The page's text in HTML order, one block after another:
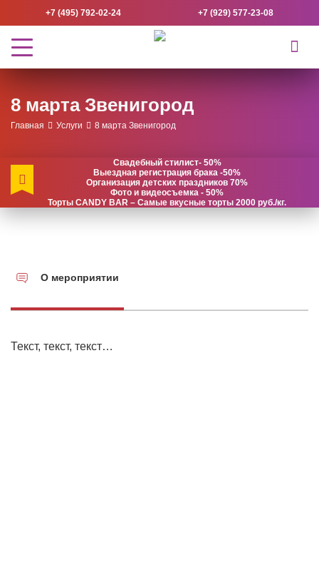
+7 (495) 792-02-24 +7 (929) 577-23-08
8 марта Звенигород
Главная Услуги 8 марта Звенигород
Свадебный стилист- 50%
Выездная регистрация брака -50%
Организация детских праздников 70%
Фото и видеосъемка - 50%
Торты CANDY BAR – Самые вкусные торты 2000 руб./кг.
О мероприятии
Текст, текст, текст…